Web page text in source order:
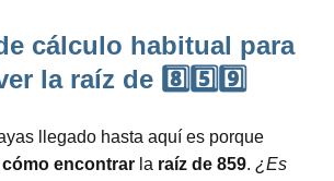
cálculo habitual para
la raíz de 8️⃣5️⃣9️⃣
llegado hasta aquí es porque
cómo encontrar la raíz de 859. ¿Es